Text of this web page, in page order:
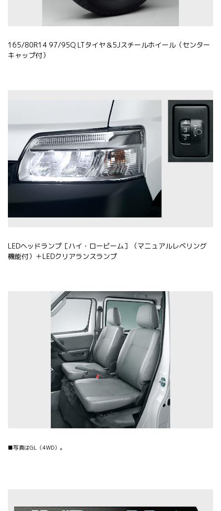
165/80R14 97/95Q LTタイヤ＆5Jスチールホイール（センター
キャップ付）
LEDヘッドランプ［ハイ・ロービーム］（マニュアルレベリング
機能付）＋LEDクリアランスランプ
■写真はGL（4WD）。